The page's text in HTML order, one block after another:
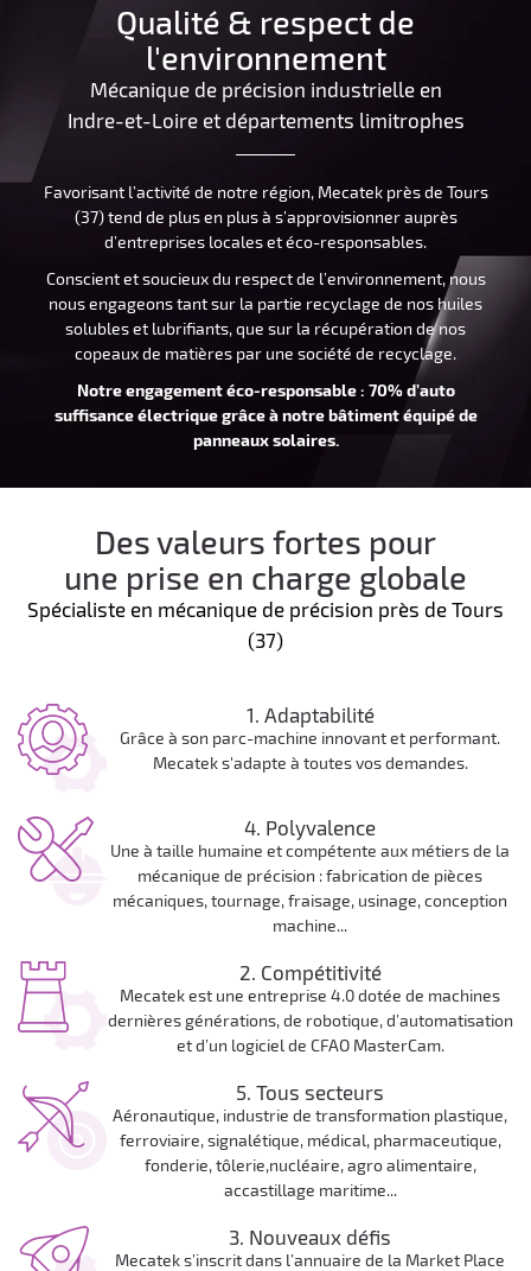
Qualité & respect de
l'environnement
Mécanique de précision industrielle en
Indre-et-Loire et départements limitrophes
Favorisant l’activité de notre région, Mecatek près de Tours
(37) tend de plus en plus à s’approvisionner auprès
d’entreprises locales et éco-responsables.
Conscient et soucieux du respect de l’environnement, nous
nous engageons tant sur la partie recyclage de nos huiles
solubles et lubrifiants, que sur la récupération de nos
copeaux de matières par une société de recyclage.
Notre engagement éco-responsable : 70% d’auto
suffisance électrique grâce à notre bâtiment équipé de
panneaux solaires.
Des valeurs fortes pour
une prise en charge globale
Spécialiste en mécanique de précision près de Tours
(37)
1. Adaptabilité
Grâce à son parc-machine innovant et performant.
Mecatek s'adapte à toutes vos demandes.
4. Polyvalence
Une à taille humaine et compétente aux métiers de la
mécanique de précision : fabrication de pièces
mécaniques, tournage, fraisage, usinage, conception
machine...
2. Compétitivité
Mecatek est une entreprise 4.0 dotée de machines
dernières générations, de robotique, d’automatisation
et d’un logiciel de CFAO MasterCam.
5. Tous secteurs
Aéronautique, industrie de transformation plastique,
ferroviaire, signalétique, médical, pharmaceutique,
fonderie, tôlerie,nucléaire, agro alimentaire,
accastillage maritime...
3. Nouveaux défis
Mecatek s’inscrit dans l’annuaire de la Market Place